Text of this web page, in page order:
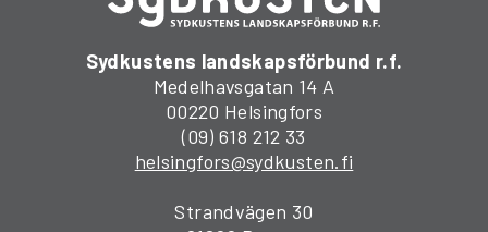
Sydkustens landskapsförbund r.f.
Medelhavsgatan 14 A
00220 Helsingfors
(09) 618 212 33
helsingfors@sydkusten.fi
Strandvägen 30